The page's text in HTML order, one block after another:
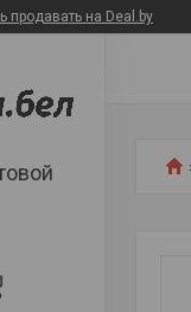
продавать на Deal.by